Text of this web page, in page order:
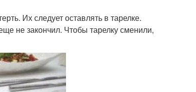
Их следует оставлять в тарелке.
не закончил. Чтобы тарелку сменили,